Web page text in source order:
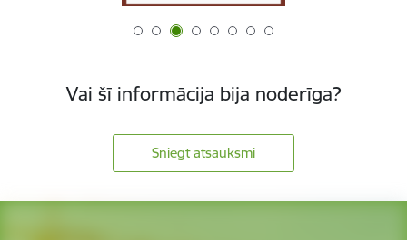
Vai šī informācija bija noderīga?
Sniegt atsauksmi